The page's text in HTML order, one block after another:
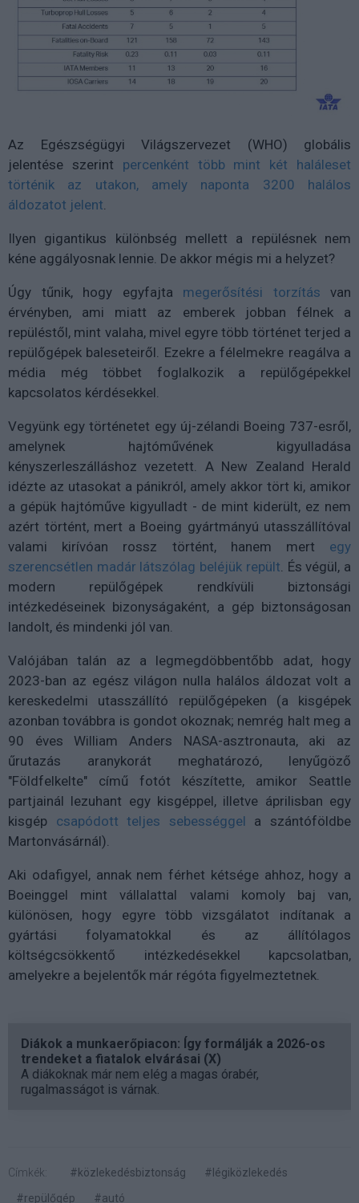
Az Egészségügyi Világszervezet (WHO) globális
jelentése szerint percenként több mint két haláleset
történik az utakon, amely naponta 3200 halálos
áldozatot jelent.
Ilyen gigantikus különbség mellett a repülésnek nem
kéne aggályosnak lennie. De akkor mégis mi a helyzet?
Úgy tűnik, hogy egyfajta megerősítési torzítás van
érvényben, ami miatt az emberek jobban félnek a
repüléstől, mint valaha, mivel egyre több történet terjed a
repülőgépek baleseteiről. Ezekre a félelmekre reagálva a
média még többet foglalkozik a repülőgépekkel
kapcsolatos kérdésekkel.
Vegyünk egy történetet egy új-zélandi Boeing 737-esről,
amelynek hajtóművének kigyulladása
kényszerleszálláshoz vezetett. A New Zealand Herald
idézte az utasokat a pánikról, amely akkor tört ki, amikor
a gépük hajtóműve kigyulladt - de mint kiderült, ez nem
azért történt, mert a Boeing gyártmányú utasszállítóval
valami kirívóan rossz történt, hanem mert egy
szerencsétlen madár látszólag beléjük repült. És végül, a
modern repülőgépek rendkívüli biztonsági
intézkedéseinek bizonyságaként, a gép biztonságosan
landolt, és mindenki jól van.
Valójában talán az a legmegdöbbentőbb adat, hogy
2023-ban az egész világon nulla halálos áldozat volt a
kereskedelmi utasszállító repülőgépeken (a kisgépek
azonban továbbra is gondot okoznak; nemrég halt meg a
90 éves William Anders NASA-asztronauta, aki az
űrutazás aranykorát meghatározó, lenyűgöző
"Földfelkelte" című fotót készítette, amikor Seattle
partjainál lezuhant egy kisgéppel, illetve áprilisban egy
kisgép csapódott teljes sebességgel a szántóföldbe
Martonvásárnál).
Aki odafigyel, annak nem férhet kétsége ahhoz, hogy a
Boeinggel mint vállalattal valami komoly baj van,
különösen, hogy egyre több vizsgálatot indítanak a
gyártási folyamatokkal és az állítólagos
költségcsökkentő intézkedésekkel kapcsolatban,
amelyekre a bejelentők már régóta figyelmeztetnek.
Diákok a munkaerőpiacon: Így formálják a 2026-os
trendeket a fiatalok elvárásai (X)
A diákoknak már nem elég a magas órabér,
rugalmasságot is várnak.
Címkék: #közlekedésbiztonság
#légiközlekedés
#repülőgép
#autó